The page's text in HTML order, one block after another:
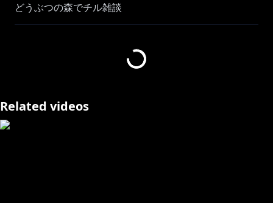
どうぶつの森でチル雑談
Related videos